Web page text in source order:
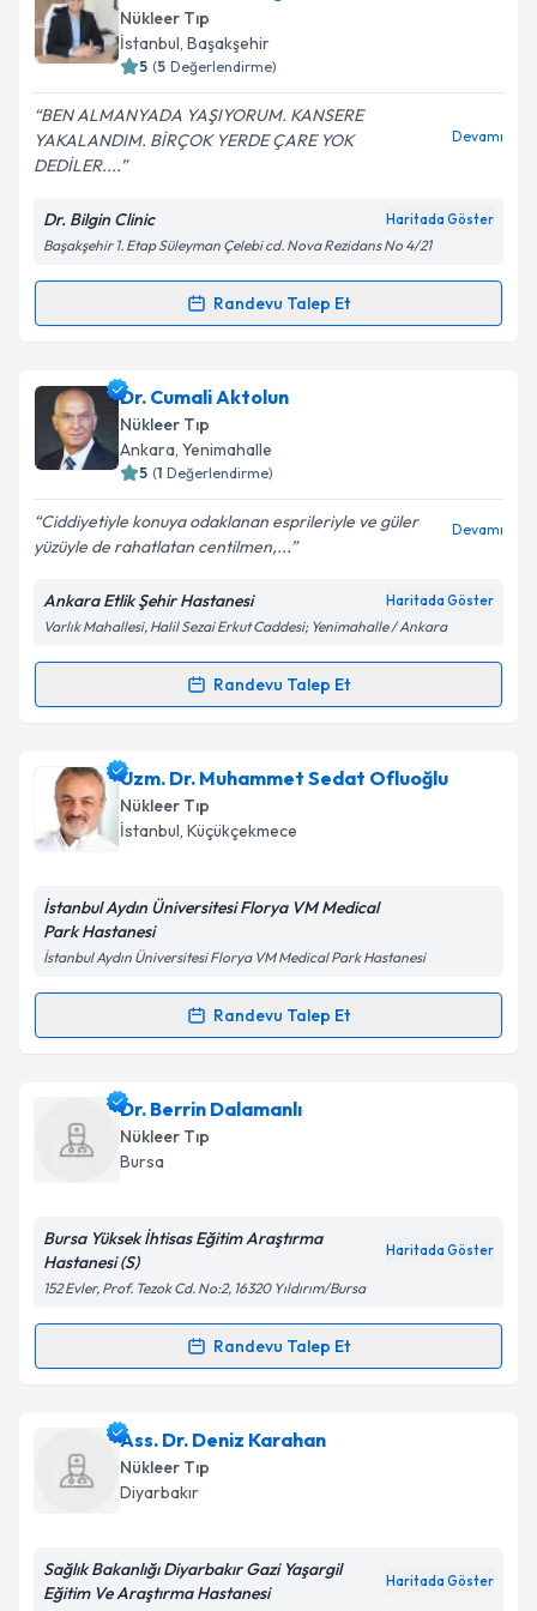
Takvim Talebini Gönder
oluşturun. Size bu uzmandan randevu almanız için bir
takvim hazırlandığında e-posta ile bilgilendireceğiz.
Metni
'ni okudum ve kişisel verilerimin belirtilen
kapsamda işlenmesini kabul ediyorum.
Takvim Talebini Gönder
Nükleer Tıp
İstanbul, Başakşehir
5 (5 Değerlendirme)
BEN ALMANYADA YAŞIYORUM. KANSERE
YAKALANDIM. BİRÇOK YERDE ÇARE YOK
DEDİLER....
Devamı
Dr. Bilgin Clinic Haritada Göster
Başakşehir 1. Etap Süleyman Çelebi cd. Nova Rezidans No 4/21
Randevu Talep Et
Randevu Takvimi Talebi
Uzm. Dr. Refik Bilginiçin randevu takvimi talebi
oluşturun. Size bu uzmandan randevu almanız için bir
takvim hazırlandığında e-posta ile bilgilendireceğiz.
Kişisel verilerimin işlenmesine ilişkin
Aydınlatma
Metni'ni okudum ve kişisel verilerimin belirtilen
kapsamda işlenmesini kabul ediyorum.
Dr. Cumali Aktolun
Nükleer Tıp
Ankara, Yenimahalle
5 (1 Değerlendirme)
Ciddiyetiyle konuya odaklanan esprileriyle ve güler
yüzüyle de rahatlatan centilmen,...
Devamı
Ankara Etlik Şehir Hastanesi Haritada Göster
Varlık Mahallesi, Halil Sezai Erkut Caddesi; Yenimahalle / Ankara
Randevu Talep Et
Randevu Takvimi Talebi
Dr. Cumali Aktoluniçin randevu takvimi talebi
oluşturun. Size bu uzmandan randevu almanız için bir
takvim hazırlandığında e-posta ile bilgilendireceğiz.
Kişisel verilerimin işlenmesine ilişkinAydınlatma
'ni okudum ve kişisel verilerimin belirtilen
kapsamda işlenmesini kabul ediyorum.
Takvim Talebini Gönder
Uzm. Dr. Muhammet Sedat Ofluoğlu
Nükleer Tıp
İstanbul, Küçükçekmece
İstanbul Aydın Üniversitesi Florya VM Medical
Park Hastanesi
İstanbul Aydın Üniversitesi Florya VM Medical Park Hastanesi
Randevu Talep Et
Randevu Takvimi Talebi
Uzm. Dr. Muhammet Sedat Ofluoğlu
takvimi talebi oluşturun. Size bu uzmandan randevu
almanız için bir takvim hazırlandığında e-posta ile
E-posta Adresiniz
Kişisel verilerimin işlenmesine ilişkin
Metni'ni okudum ve kişisel verilerimin belirtilen
Takvim Talebini Gönder
Dr. Berrin Dalamanlı
Nükleer Tıp
Bursa
Bursa Yüksek İhtisas Eğitim Araştırma
Hastanesi (S)
Haritada Göster
152 Evler, Prof. Tezok Cd. No:2, 16320 Yıldırım/Bursa
Randevu Talep Et
Randevu Takvimi Talebi
Dr. Berrin Dalamanlıiçin randevu takvimi talebi
oluşturun. Size bu uzmandan randevu almanız için bir
takvim hazırlandığında e-posta ile bilgilendireceğiz.
Ass. Dr. Deniz Karahan
Nükleer Tıp
Diyarbakır
Sağlık Bakanlığı Diyarbakır Gazi Yaşargil
Eğitim Ve Araştırma Hastanesi
Haritada Göster